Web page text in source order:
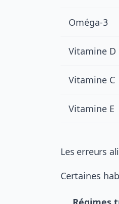
Oméga-3
Vitamine D
Vitamine C
Vitamine E
Les erreurs
Certaines